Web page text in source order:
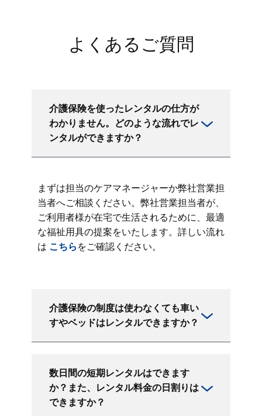
よくあるご質問
介護保険を使ったレンタルの仕方が
わかりません。どのような流れでレ
ンタルができますか？
まずは担当のケアマネージャーか弊社営業担
当者へご相談ください。弊社営業担当者が、
ご利用者様が在宅で生活されるために、最適
な福祉用具の提案をいたします。詳しい流れ
は こちらをご確認ください。
介護保険の制度は使わなくても車い
すやベッドはレンタルできますか？
数日間の短期レンタルはできます
か？また、レンタル料金の日割りは
できますか？